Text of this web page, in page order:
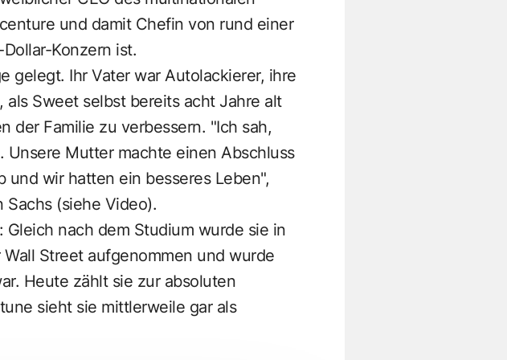
und damit Chefin von rund einer
Konzern ist.
gelegt. Ihr Vater war Autolackierer, ihre
Sweet selbst bereits acht Jahre alt
der Familie zu verbessern. "Ich sah,
Mutter machte einen Abschluss
und wir hatten ein besseres Leben",
(siehe Video).
nach dem Studium wurde sie in
Street aufgenommen und wurde
Heute zählt sie zur absoluten
sieht sie mittlerweile gar als